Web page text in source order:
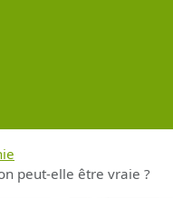
peut-elle être vraie ?